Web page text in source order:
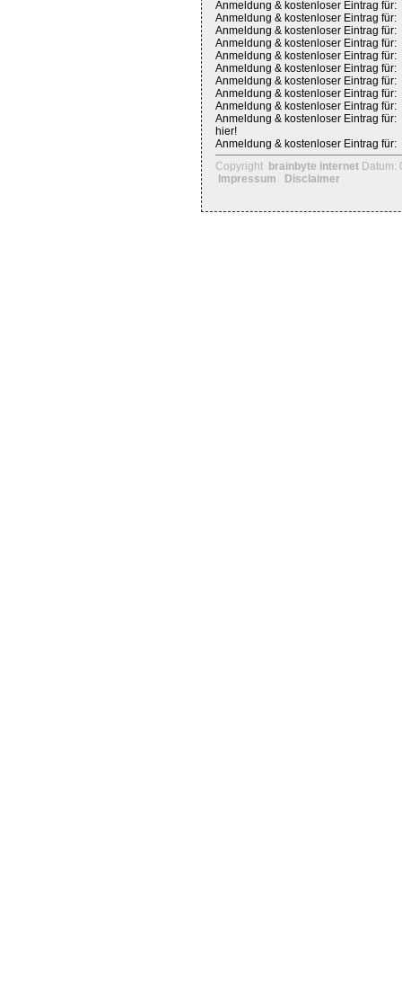
Anmeldung & kostenloser Eintrag für:
Anmeldung & kostenloser Eintrag für:
Anmeldung & kostenloser Eintrag für:
Anmeldung & kostenloser Eintrag für:
Anmeldung & kostenloser Eintrag für:
Anmeldung & kostenloser Eintrag für:
Anmeldung & kostenloser Eintrag für:
Anmeldung & kostenloser Eintrag für:
Anmeldung & kostenloser Eintrag für:
Anmeldung & kostenloser Eintrag für:
hier!
Anmeldung & kostenloser Eintrag für:
Copyright brainbyte internet Datum:
Impressum
Disclaimer